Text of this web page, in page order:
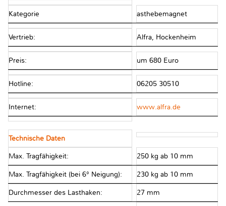
Kategorie asthebemagnet
Vertrieb: Alfra, Hockenheim
Preis: um 680 Euro
Hotline: 06205 30510
Internet: www.alfra.de
Technische Daten
Max. Tragfähigkeit: 250 kg ab 10 mm
Max. Tragfähigkeit (bei 6° Neigung): 230 kg ab 10 mm
Durchmesser des Lasthaken: 27 mm